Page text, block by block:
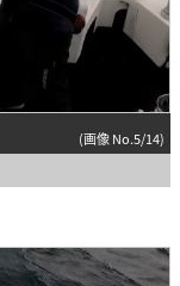
(画像 No.5/14)